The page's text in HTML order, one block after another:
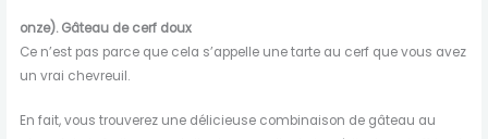
onze).Gâteau de cerf doux
Ce n’est pas parce que cela s’appelle une tarte au cerf que vous avez
un vrai chevreuil.
En fait, vous trouverez une délicieuse combinaison de gâteau au